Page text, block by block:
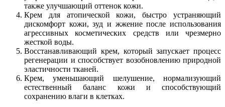
также улучшающий оттенок кожи.
Крем для атопической кожи, быстро устраняющий
дискомфорт кожи, зуд и жжение после использования
агрессивных косметических средств или чрезмерно
жесткой воды.
Восстанавливающий крем, который запускает процесс
регенерации и способствует возобновлению природной
эластичности тканей.
Крем, уменьшающий шелушение, нормализующий
естественный баланс кожи и способствующий
сохранению влаги в клетках.